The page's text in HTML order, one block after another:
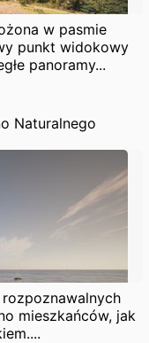
w pasmie
punkt widokowy
panoramy...
Naturalnego
mieszkańców, jak